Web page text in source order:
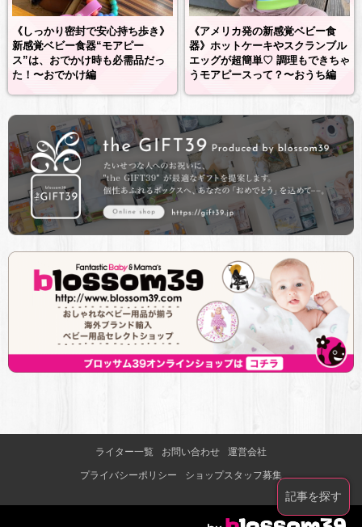
《しっかり密封で安心持ち歩き》
新感覚ベビー食器“モアピー
ス”は、おでかけ時も必需品だっ
た！〜おでかけ編
《アメリカ発の新感覚ベビー食
器》ホットケーキやスクランブル
エッグが超簡単♡ 調理もできちゃ
うモアピースって？〜おうち編
記事を探す
ライター一覧 お問い合わせ 運営会社
プライバシーポリシー ショップスタッフ募集